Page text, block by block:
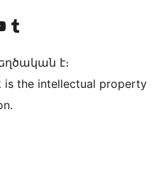
account
YouTube channel
Visit our Tumblr account
է։
is the intellectual property